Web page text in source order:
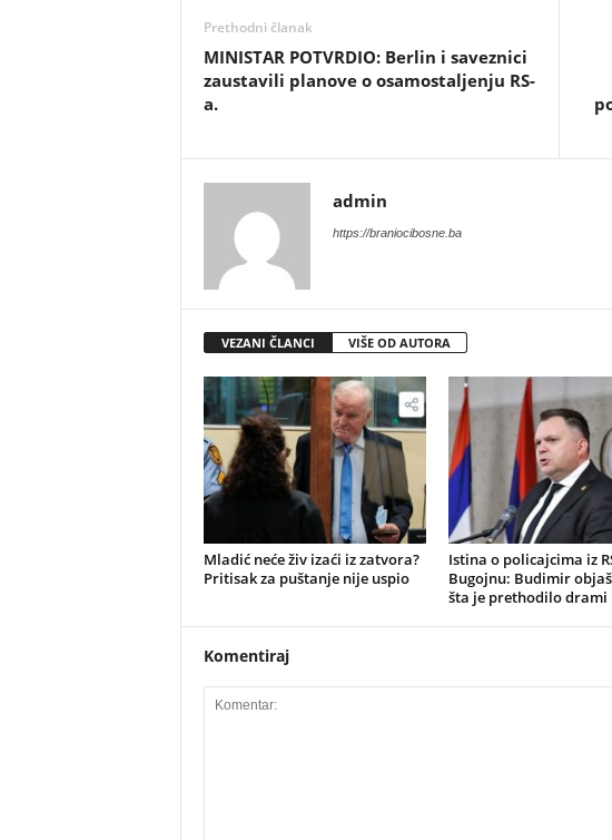
Prethodni članak
​MINISTAR POTVRDIO: Berlin i saveznici
zaustavili planove o osamostaljenju RS-
a.
admin
https://braniocibosne.ba
VEZANI ČLANCI VIŠE OD AUTORA
​Mladić neće živ izaći iz zatvora?
Pritisak za puštanje nije uspio
Istina o policajcima iz
Bugojnu: Budimir
šta je prethodilo drami
Komentiraj